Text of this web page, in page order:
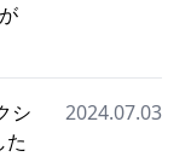
シ
た
2024.07.03